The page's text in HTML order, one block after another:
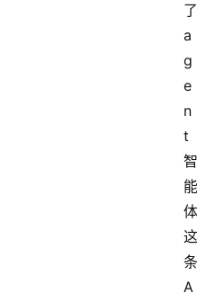
了
a
g
e
n
t
智
能
体
这
条
A